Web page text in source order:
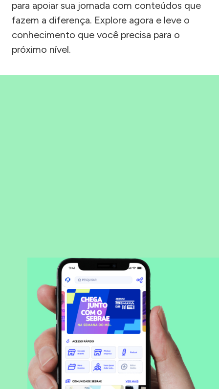
para apoiar sua jornada com conteúdos que
fazem a diferença. Explore agora e leve o
conhecimento que você precisa para o
próximo nível.